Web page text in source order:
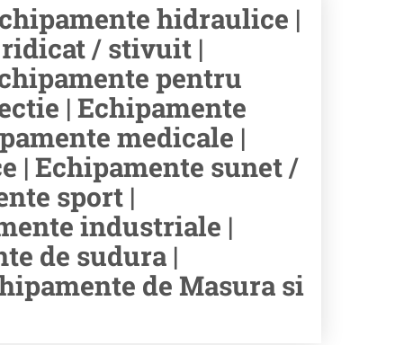
hidraulice |
ridicat / stivuit |
pentru
| Echipamente
medicale |
| Echipamente sunet /
sport |
industriale |
de sudura |
de Masura si